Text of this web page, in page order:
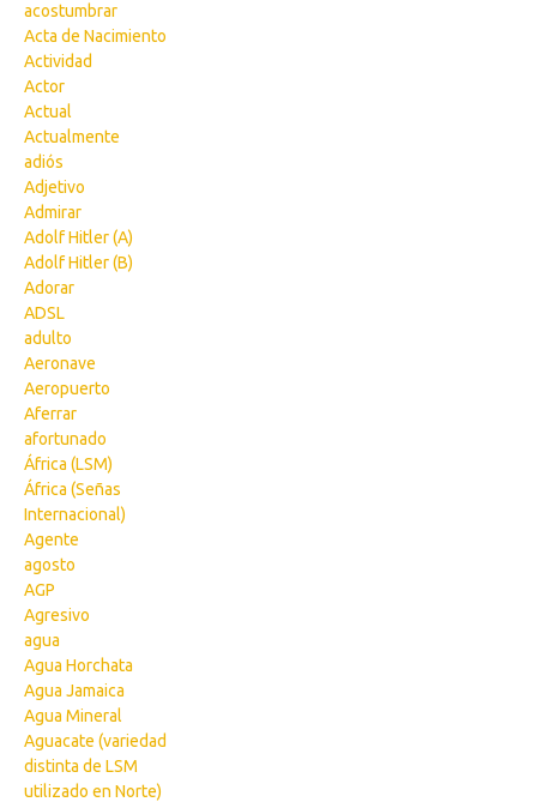
acostumbrar
Acta de Nacimiento
Actividad
Actor
Actual
Actualmente
adiós
Adjetivo
Admirar
Adolf Hitler (A)
Adolf Hitler (B)
Adorar
ADSL
adulto
Aeronave
Aeropuerto
Aferrar
afortunado
África (LSM)
África (Señas
Internacional)
Agente
agosto
AGP
Agresivo
agua
Agua Horchata
Agua Jamaica
Agua Mineral
Aguacate (variedad
distinta de LSM
utilizado en Norte)